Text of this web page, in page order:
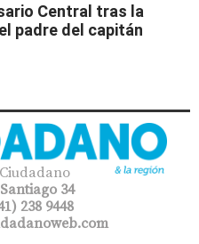
Central tras la
padre del capitán
34
238 9448